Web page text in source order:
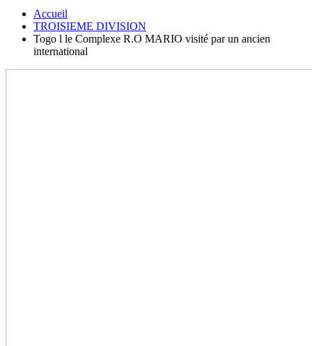
Accueil
TROISIEME DIVISION
Togo l le Complexe R.O MARIO visité par un ancien
international